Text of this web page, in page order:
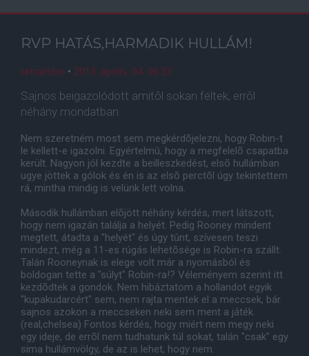
RVP HATÁS,HARMADIK HULLÁM!
tetrahidro • 2013. április. 04. 06:33
Sajnos beigazolódott amitõl sokan féltek, errõl
néhány mondatban.
Nem szeretném most sem megkérdõjelezni, hogy Robin-t
le kellett-e igazolni. Egyértelmû, hogy a megfelelõ csapatba
került. Nagyon jól kezdte a beilleszkedést, elsõ hullámban
ugye jöttek a gólok és én is az elsõ perctõl úgy tekintettem
rá, mintha mindig is velünk lett volna.
Második hullámban elõjött néhány kérdés, mert látszott,
hogy nem igazán találja a helyét. Pedig Rooney mindent
megtett, átadta a "helyét" és úgy tûnt, szívesen teszi
mindezt, még a 11-es rúgás lehetõsége is Robin-ra szállt.
Talán Rooneynak is elege volt már a nyomásból és
boldogan tette a "súlyt" Robin-ra!? Véleményem szerint itt
kezdõdtek a gondok. Nem hibáztatom a hollandot egyik
"kupakudarcért" sem, nem rajta mentek el a meccsek, bár
sajnos azokon a meccseken neki sem ment a játék.
(real,chelsea) Fontos kérdés, hogy miért nem megy neki
egy ideje, de errõl nem tudhatunk túl sokat, talán "csak" egy
sima hullámvölgy, de az is lehet, hogy nem.